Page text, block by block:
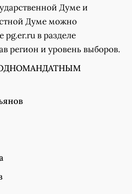
Думе и
Думе можно
pg.er.ru в разделе
регион и уровень выборов.